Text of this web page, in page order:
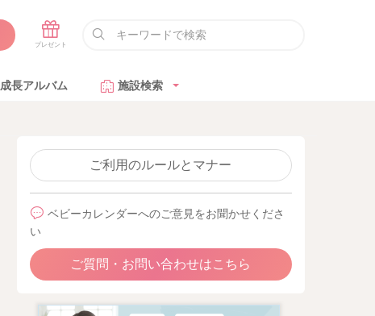
成長アルバム 施設検索
ご利用のルールとマナー
ベビーカレンダーへのご意見をお聞かせくださ
い
ご質問・お問い合わせはこちら